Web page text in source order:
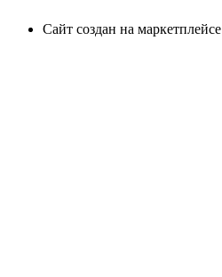
Сайт создан на маркетплейсе